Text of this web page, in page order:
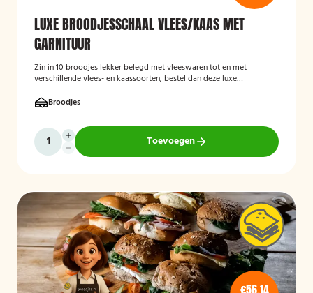
LUXE BROODJESSCHAAL VLEES/KAAS MET
GARNITUUR
Zin in 10 broodjes lekker belegd met vleeswaren tot en met
verschillende vlees- en kaassoorten, bestel dan deze luxe
Broodjes
Toevoegen
€56,14